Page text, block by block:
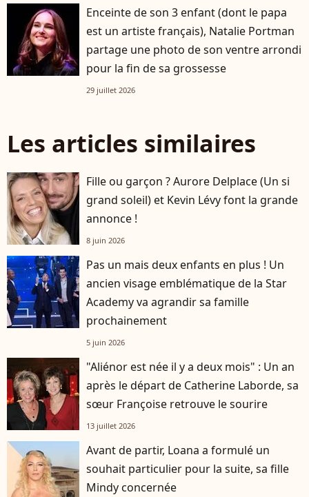
Enceinte de son 3 enfant (dont le papa
est un artiste français), Natalie Portman
partage une photo de son ventre arrondi
pour la fin de sa grossesse
29 juillet 2026
Les articles similaires
Fille ou garçon ? Aurore Delplace (Un si
grand soleil) et Kevin Lévy font la grande
annonce !
8 juin 2026
Pas un mais deux enfants en plus ! Un
ancien visage emblématique de la Star
Academy va agrandir sa famille
prochainement
5 juin 2026
"Aliénor est née il y a deux mois" : Un an
après le départ de Catherine Laborde, sa
sœur Françoise retrouve le sourire
13 juillet 2026
Avant de partir, Loana a formulé un
souhait particulier pour la suite, sa fille
Mindy concernée